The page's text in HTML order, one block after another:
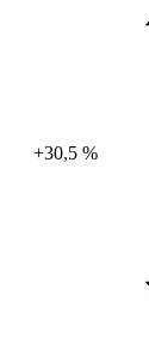
+30,5 %